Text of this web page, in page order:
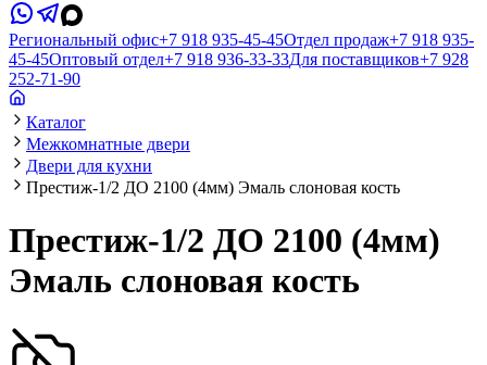
Региональный офис+7 918 935-45-45Отдел продаж+7 918 935-
45-45Оптовый отдел+7 918 936-33-33Для поставщиков+7 928
252-71-90
Каталог
Межкомнатные двери
Двери для кухни
Престиж-1/2 ДО 2100 (4мм) Эмаль слоновая кость
Престиж-1/2 ДО 2100 (4мм)
Эмаль слоновая кость